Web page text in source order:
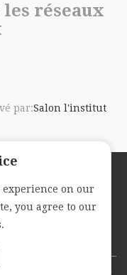
réseaux
par:Salon l'institut
experience on our
you agree to our